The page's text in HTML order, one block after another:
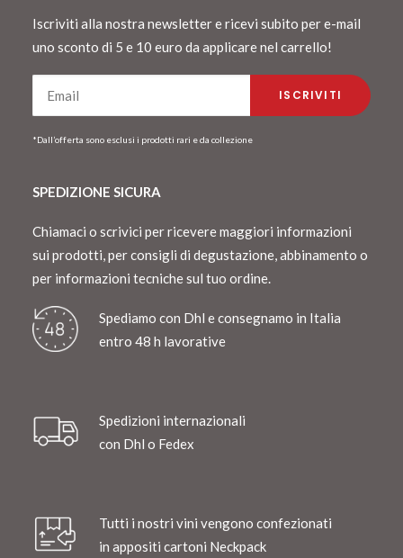
Iscriviti alla nostra newsletter e ricevi subito per e-mail
uno sconto di 5 e 10 euro da applicare nel carrello!
*Dall’offerta sono esclusi i prodotti rari e da collezione
SPEDIZIONE SICURA
Chiamaci o scrivici per ricevere maggiori informazioni
sui prodotti, per consigli di degustazione, abbinamento o
per informazioni tecniche sul tuo ordine.
Spediamo con Dhl e consegnamo in Italia
entro 48 h lavorative
Spedizioni internazionali
con Dhl o Fedex
Tutti i nostri vini vengono confezionati
in appositi cartoni Neckpack